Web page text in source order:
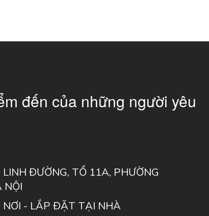
đến của những người yêu
ĐƯỜNG, TỔ 11A, PHƯỜNG
NỘI
NƠI - LẮP ĐẶT TẠI NHÀ